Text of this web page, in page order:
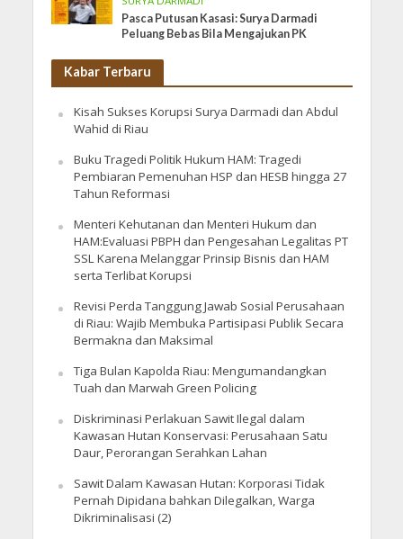
Pasca Putusan Kasasi: Surya Darmadi
Peluang Bebas Bila Mengajukan PK
Kabar Terbaru
Kisah Sukses Korupsi Surya Darmadi dan Abdul
Wahid di Riau
Buku Tragedi Politik Hukum HAM: Tragedi
Pembiaran Pemenuhan HSP dan HESB hingga 27
Tahun Reformasi
Menteri Kehutanan dan Menteri Hukum dan
HAM:Evaluasi PBPH dan Pengesahan Legalitas PT
SSL Karena Melanggar Prinsip Bisnis dan HAM
serta Terlibat Korupsi
Revisi Perda Tanggung Jawab Sosial Perusahaan
di Riau: Wajib Membuka Partisipasi Publik Secara
Bermakna dan Maksimal
Tiga Bulan Kapolda Riau: Mengumandangkan
Tuah dan Marwah Green Policing
Diskriminasi Perlakuan Sawit Ilegal dalam
Kawasan Hutan Konservasi: Perusahaan Satu
Daur, Perorangan Serahkan Lahan
Sawit Dalam Kawasan Hutan: Korporasi Tidak
Pernah Dipidana bahkan Dilegalkan, Warga
Dikriminalisasi (2)